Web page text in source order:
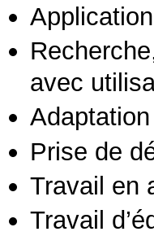
avec
Prise de
Travail en
Travail